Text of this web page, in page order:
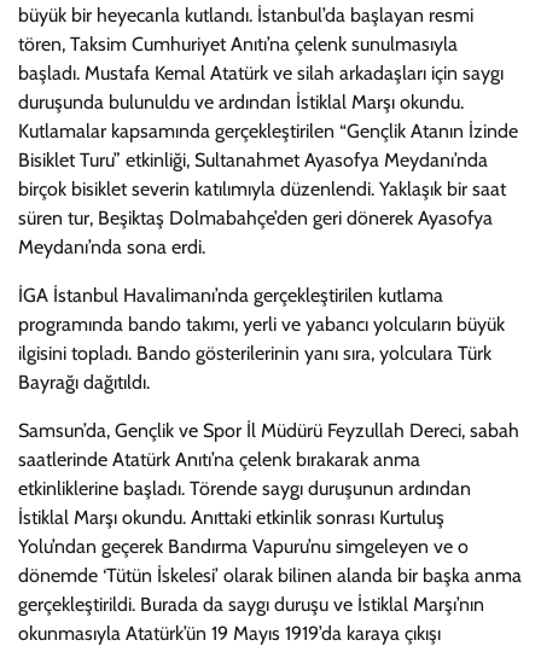
büyük bir heyecanla kutlandı. İstanbul’da başlayan resmi
tören, Taksim Cumhuriyet Anıtı’na çelenk sunulmasıyla
başladı. Mustafa Kemal Atatürk ve silah arkadaşları için saygı
duruşunda bulunuldu ve ardından İstiklal Marşı okundu.
Kutlamalar kapsamında gerçekleştirilen “Gençlik Atanın İzinde
Bisiklet Turu” etkinliği, Sultanahmet Ayasofya Meydanı’nda
birçok bisiklet severin katılımıyla düzenlendi. Yaklaşık bir saat
süren tur, Beşiktaş Dolmabahçe’den geri dönerek Ayasofya
Meydanı’nda sona erdi.
İGA İstanbul Havalimanı’nda gerçekleştirilen kutlama
programında bando takımı, yerli ve yabancı yolcuların büyük
ilgisini topladı. Bando gösterilerinin yanı sıra, yolculara Türk
Bayrağı dağıtıldı.
Samsun’da, Gençlik ve Spor İl Müdürü Feyzullah Dereci, sabah
saatlerinde Atatürk Anıtı’na çelenk bırakarak anma
etkinliklerine başladı. Törende saygı duruşunun ardından
İstiklal Marşı okundu. Anıttaki etkinlik sonrası Kurtuluş
Yolu’ndan geçerek Bandırma Vapuru’nu simgeleyen ve o
dönemde ‘Tütün İskelesi’ olarak bilinen alanda bir başka anma
gerçekleştirildi. Burada da saygı duruşu ve İstiklal Marşı’nın
okunmasıyla Atatürk’ün 19 Mayıs 1919’da karaya çıkışı